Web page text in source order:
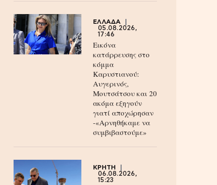
ΕΛΛΑΔΑ
05.08.2026,
17:46
Εικόνα
κατάρρευσης στο
κόμμα
Καρυστιανού:
Αυγερινός,
Μουτσάτσου και 20
ακόμα εξηγούν
γιατί αποχώρησαν
-«Αρνηθήκαμε να
συμβιβαστούμε»
ΚΡΗΤΗ
06.08.2026,
15:23